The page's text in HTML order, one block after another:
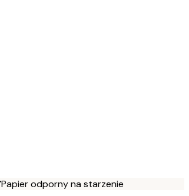
Papier odporny na starzenie